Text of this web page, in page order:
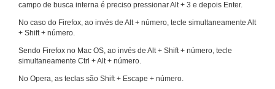
campo de busca interna é preciso pressionar Alt + 3 e depois Enter.
No caso do Firefox, ao invés de Alt + número, tecle simultaneamente Alt
+ Shift + número.
Sendo Firefox no Mac OS, ao invés de Alt + Shift + número, tecle
simultaneamente Ctrl + Alt + número.
No Opera, as teclas são Shift + Escape + número.